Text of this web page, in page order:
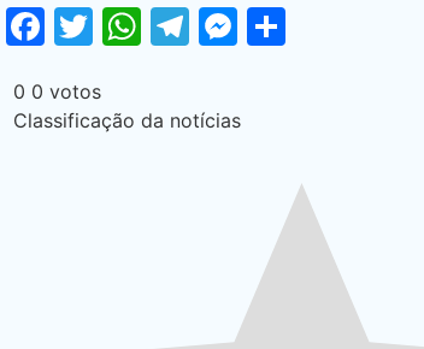
Facebook
Twitter
WhatsApp
Telegram
Messenger
0 0 votos
Classificação da notícias